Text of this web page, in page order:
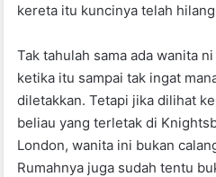
kereta itu kuncinya telah
Tak tahulah sama ada wanita
ketika itu sampai tak ingat
diletakkan. Tetapi jika dilihat
beliau yang terletak di
London, wanita ini bukan
Rumahnya juga sudah tentu